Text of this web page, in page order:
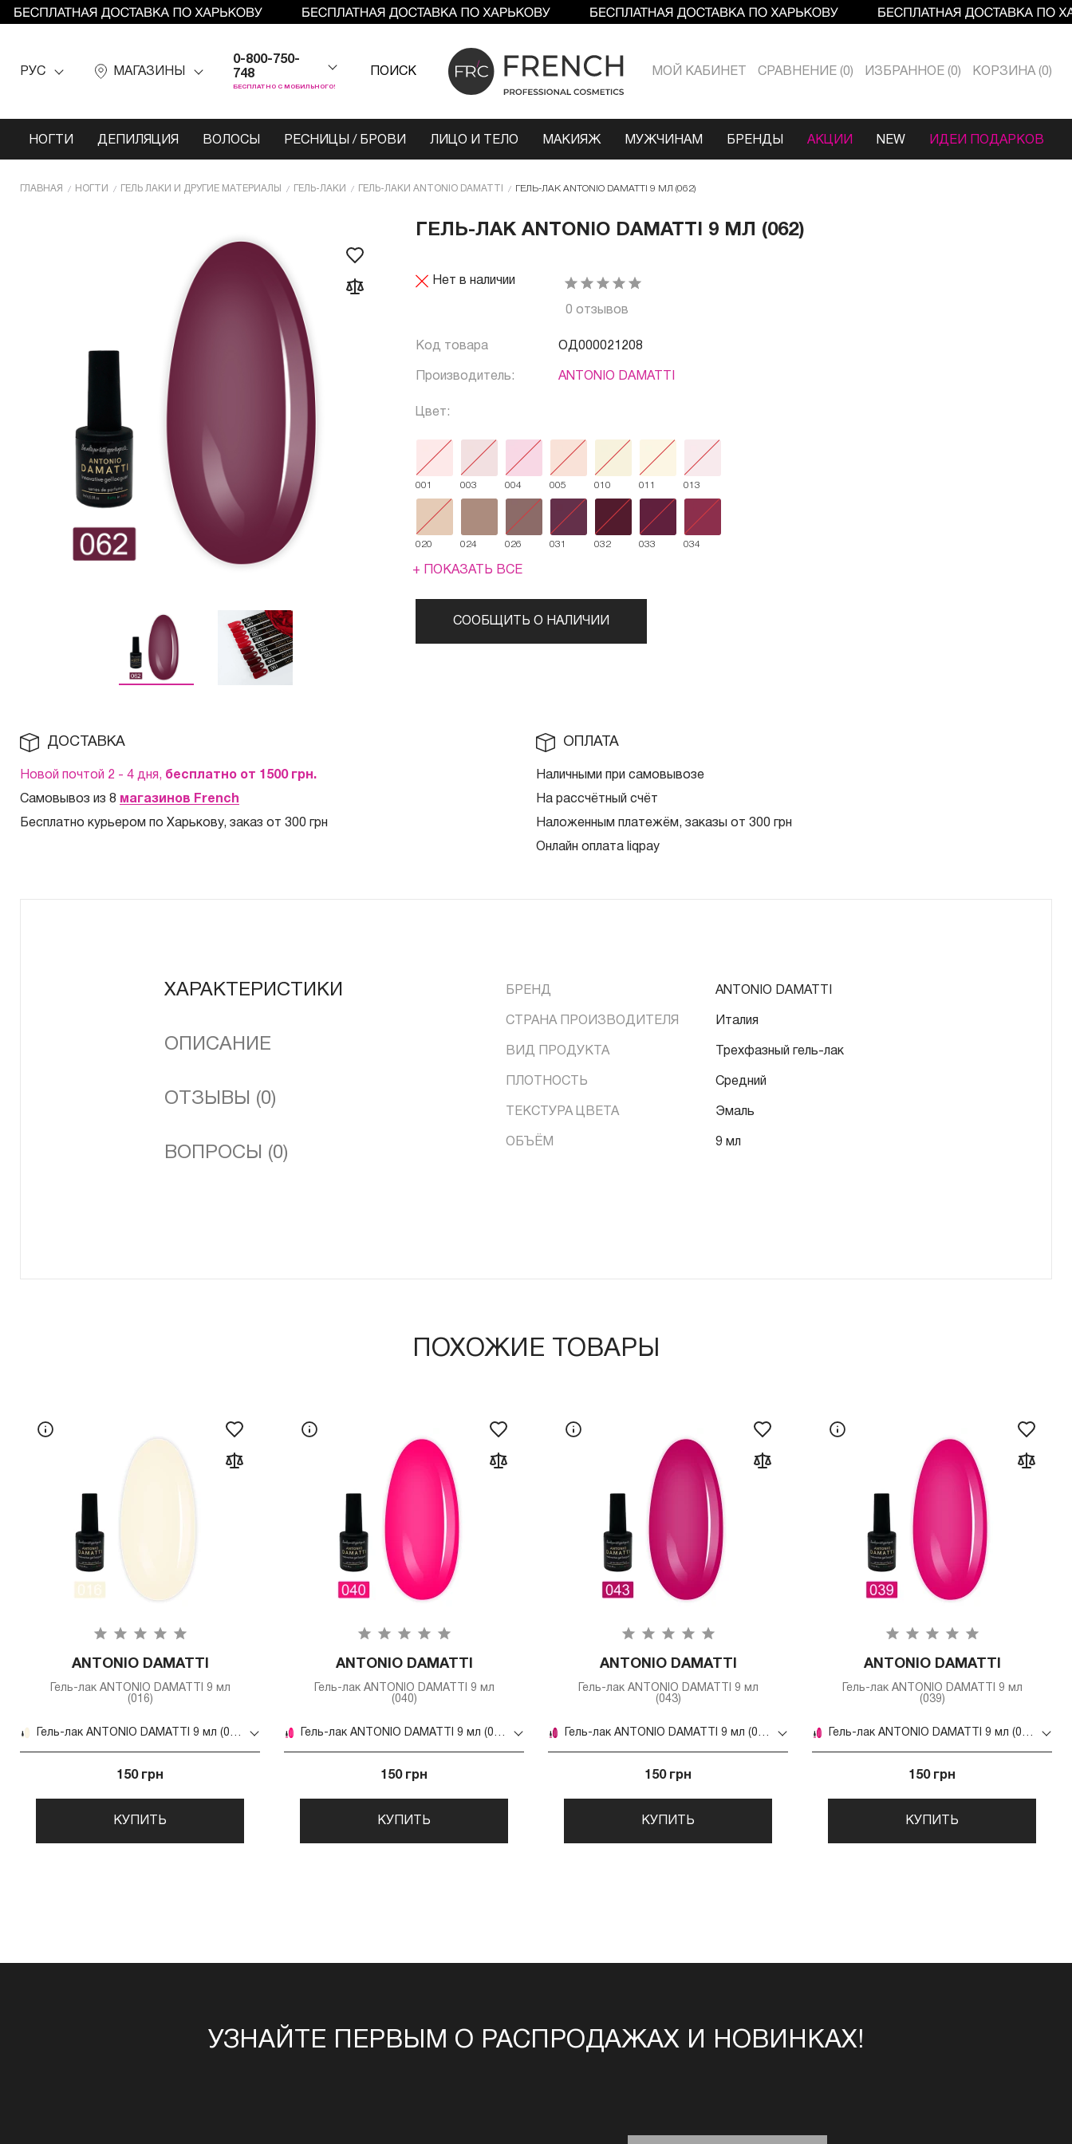
РУС МАГАЗИНЫ
0-800-750-
748
БЕСПЛАТНО С МОБИЛЬНОГО!
ПОИСК МОЙ КАБИНЕТ СРАВНЕНИЕ 0 ИЗБРАННОЕ 0 КОРЗИНА 0
НОГТИ ДЕПИЛЯЦИЯ ВОЛОСЫ РЕСНИЦЫ / БРОВИ ЛИЦО И ТЕЛО МАКИЯЖ МУЖЧИНАМ БРЕНДЫ АКЦИИ NEW ИДЕИ ПОДАРКОВ
ГЛАВНАЯ НОГТИ ГЕЛЬ ЛАКИ И ДРУГИЕ МАТЕРИАЛЫ ГЕЛЬ-ЛАКИ ГЕЛЬ-ЛАКИ ANTONIO DAMATTI ГЕЛЬ-ЛАК ANTONIO DAMATTI 9 МЛ (062)
ГЕЛЬ-ЛАК ANTONIO DAMATTI 9 МЛ (062)
Нет в наличии
0 отзывов
Код товара ОД000021208
Производитель: ANTONIO DAMATTI
Цвет:
001 003 004 005 010 011 013
020 024 026 031 032 033 034
+ ПОКАЗАТЬ ВСЕ
СООБЩИТЬ О НАЛИЧИИ
ДОСТАВКА
Новой почтой 2 - 4 дня, бесплатно от 1500 грн.
Самовывоз из 8 магазинов French
Бесплатно курьером по Харькову, заказ от 300 грн
ОПЛАТА
Наличными при самовывозе
На рассчётный счёт
Наложенным платежём, заказы от 300 грн
Онлайн оплата liqpay
ХАРАКТЕРИСТИКИ
ОПИСАНИЕ
ОТЗЫВЫ (0)
ВОПРОСЫ (0)
БРЕНД ANTONIO DAMATTI
СТРАНА ПРОИЗВОДИТЕЛЯ Италия
ВИД ПРОДУКТА Трехфазный гель-лак
ПЛОТНОСТЬ Средний
ТЕКСТУРА ЦВЕТА Эмаль
ОБЪЁМ 9 мл
ПОХОЖИЕ ТОВАРЫ
ANTONIO DAMATTI
Гель-лак ANTONIO DAMATTI 9 мл
(016)
Гель-лак ANTONIO DAMATTI 9 мл (016)
150 грн
КУПИТЬ
ANTONIO DAMATTI
Гель-лак ANTONIO DAMATTI 9 мл
(040)
Гель-лак ANTONIO DAMATTI 9 мл (040)
150 грн
КУПИТЬ
ANTONIO DAMATTI
Гель-лак ANTONIO DAMATTI 9 мл
(043)
Гель-лак ANTONIO DAMATTI 9 мл (043)
150 грн
КУПИТЬ
ANTONIO DAMATTI
Гель-лак ANTONIO DAMATTI 9 мл
(039)
Гель-лак ANTONIO DAMATTI 9 мл (039)
150 грн
КУПИТЬ
УЗНАЙТЕ ПЕРВЫМ О РАСПРОДАЖАХ И НОВИНКАХ!